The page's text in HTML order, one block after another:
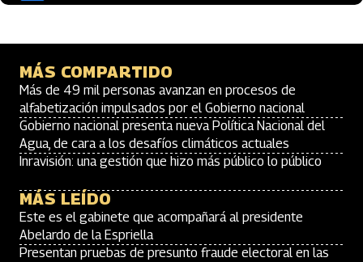
MÁS COMPARTIDO
Más de 49 mil personas avanzan en procesos de
alfabetización impulsados por el Gobierno nacional
Gobierno nacional presenta nueva Política Nacional del
Agua, de cara a los desafíos climáticos actuales
Inravisión: una gestión que hizo más público lo público
MÁS LEÍDO
Este es el gabinete que acompañará al presidente
Abelardo de la Espriella
Presentan pruebas de presunto fraude electoral en las